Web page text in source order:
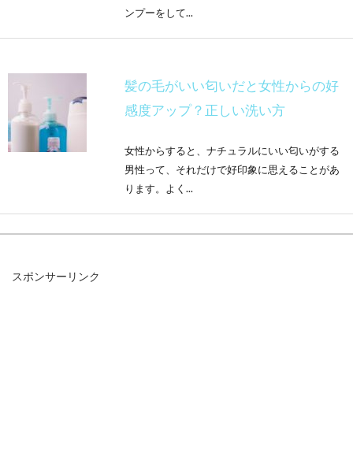
ンプーをして...
髪の毛がいい匂いだと女性からの好
感度アップ？正しい洗い方
女性からすると、ナチュラルにいい匂いがする
男性って、それだけで好印象に思えることがあ
ります。よく...
スポンサーリンク